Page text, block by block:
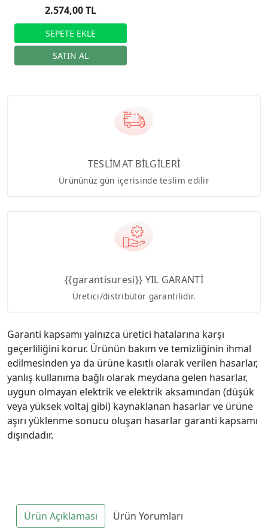
2.574,00 TL
TESLİMAT BİLGİLERİ
Ürününüz gün içerisinde teslim edilir
{{garantisuresi}} YIL GARANTİ
Üretici/distribütör garantilidir.
Garanti kapsamı yalnızca üretici hatalarına karşı
geçerliliğini korur. Ürünün bakım ve temizliğinin ihmal
edilmesinden ya da ürüne kasıtlı olarak verilen hasarlar,
yanlış kullanıma bağlı olarak meydana gelen hasarlar,
uygun olmayan elektrik ve elektrik aksamından (düşük
veya yüksek voltaj gibi) kaynaklanan hasarlar ve ürüne
aşırı yüklenme sonucu oluşan hasarlar garanti kapsamı
dışındadır.
Ürün Açıklaması Ürün Yorumları